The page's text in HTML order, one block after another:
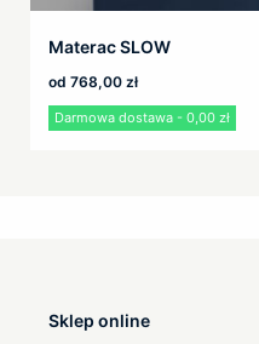
Materac SLOW
od 768,00 zł
Darmowa dostawa - 0,00 zł
Sklep online